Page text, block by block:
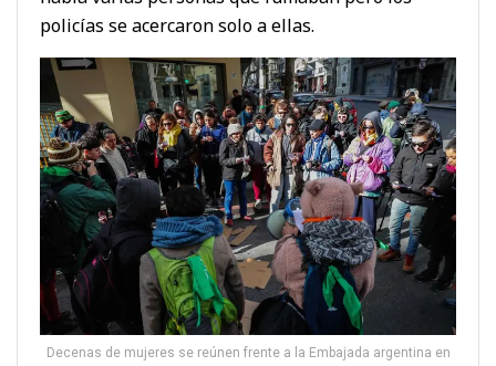
policías se acercaron solo a ellas.
Decenas de mujeres se reúnen frente a la Embajada argentina en